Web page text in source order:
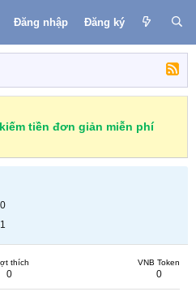
Đăng nhập Đăng ký
tiền đơn giản miễn phí
thích
0
VNB Token
0